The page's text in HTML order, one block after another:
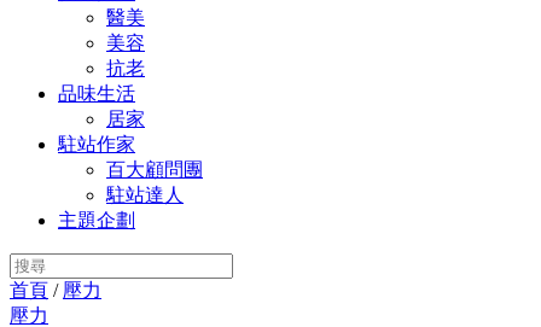
醫美
美容
抗老
品味生活
居家
駐站作家
百大顧問團
駐站達人
主題企劃
首頁 / 壓力
壓力